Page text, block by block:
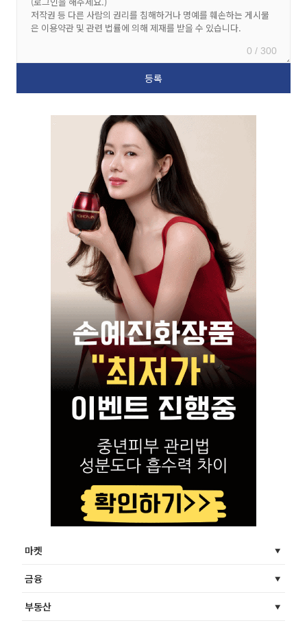
0 / 300
마켓
금융
부동산